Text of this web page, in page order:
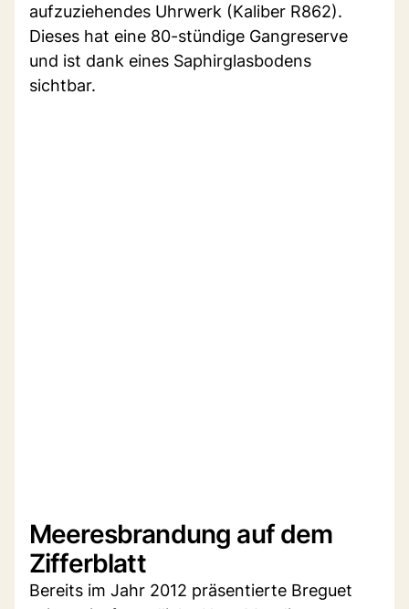
aufzuziehendes Uhrwerk (Kaliber R862).
Dieses hat eine 80-stündige Gangreserve
und ist dank eines Saphirglasbodens
sichtbar.
Meeresbrandung auf dem
Zifferblatt
Bereits im Jahr 2012 präsentierte Breguet